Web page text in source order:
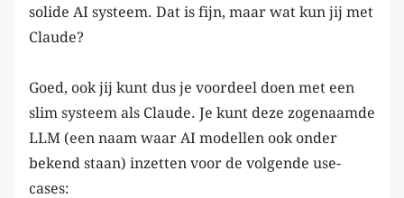
solide AI systeem. Dat is fijn, maar wat kun jij met
Claude?
Goed, ook jij kunt dus je voordeel doen met een
slim systeem als Claude. Je kunt deze zogenaamde
LLM (een naam waar AI modellen ook onder
bekend staan) inzetten voor de volgende use-
cases: